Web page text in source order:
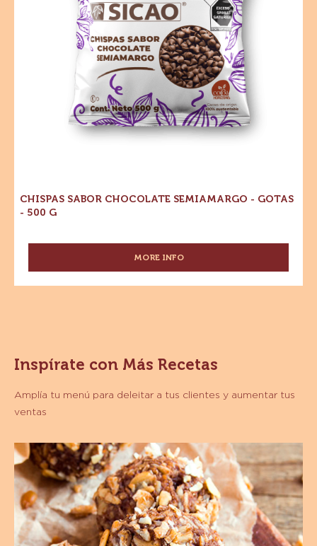
CHISPAS SABOR CHOCOLATE SEMIAMARGO - GOTAS
- 500 G
MORE INFO
-
SABOR
500
Inspírate con Más Recetas
Amplía tu menú para deleitar a tus clientes y aumentar tus
ventas
Trufas
Saludables